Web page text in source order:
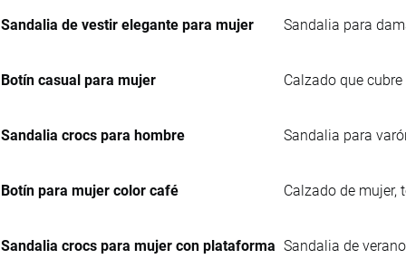
Sandalia de vestir elegante para mujer Sandalia para
Botín casual para mujer Calzado que
Sandalia crocs para hombre Sandalia para
Botín para mujer color café Calzado de mujer,
Sandalia crocs para mujer con plataforma Sandalia de